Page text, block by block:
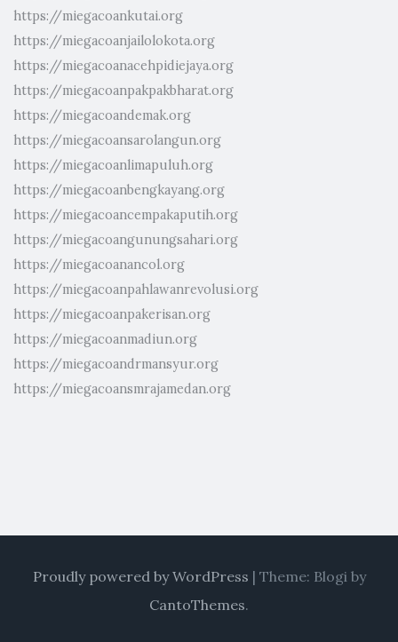
https://miegacoankutai.org
https://miegacoanjailolokota.org
https://miegacoanacehpidiejaya.org
https://miegacoanpakpakbharat.org
https://miegacoandemak.org
https://miegacoansarolangun.org
https://miegacoanlimapuluh.org
https://miegacoanbengkayang.org
https://miegacoancempakaputih.org
https://miegacoangunungsahari.org
https://miegacoanancol.org
https://miegacoanpahlawanrevolusi.org
https://miegacoanpakerisan.org
https://miegacoanmadiun.org
https://miegacoandrmansyur.org
https://miegacoansmrajamedan.org
Proudly powered by WordPress | Theme: Blogi by
CantoThemes.